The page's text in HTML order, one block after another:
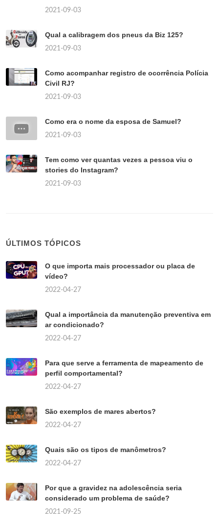
2021-09-03
Qual a calibragem dos pneus da Biz 125?
2021-09-03
Como acompanhar registro de ocorrência Polícia
Civil RJ?
2021-09-03
Como era o nome da esposa de Samuel?
2021-09-03
Tem como ver quantas vezes a pessoa viu o
stories do Instagram?
2021-09-03
ÚLTIMOS TÓPICOS
O que importa mais processador ou placa de
vídeo?
2022-04-27
Qual a importância da manutenção preventiva em
ar condicionado?
2022-04-27
Para que serve a ferramenta de mapeamento de
perfil comportamental?
2022-04-27
São exemplos de mares abertos?
2022-04-27
Quais são os tipos de manômetros?
2022-04-27
Por que a gravidez na adolescência seria
considerado um problema de saúde?
2021-09-25